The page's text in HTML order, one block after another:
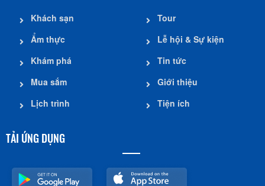
Khách sạn
Ẩm thực
Khám phá
Mua sắm
Lịch trình
Tour
Lễ hội & Sự kiện
Tin tức
Giới thiệu
Tiện ích
TẢI ỨNG DỤNG